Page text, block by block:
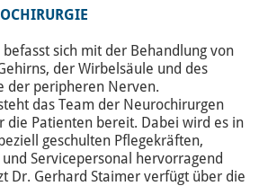
sich mit der Behandlung von
der Wirbelsäule und des
der peripheren Nerven.
das Team der Neurochirurgen
die Patienten bereit. Dabei wird es in
geschulten Pflegekräften,
Servicepersonal hervorragend
Dr. Gerhard Staimer verfügt über die